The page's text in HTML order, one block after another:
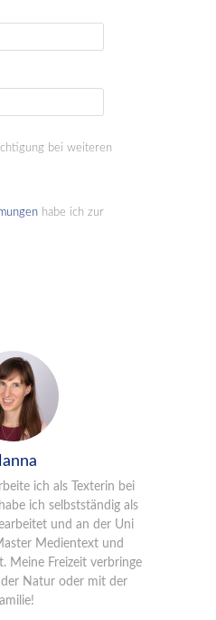
bei weiteren
habe ich zur
ich als Texterin bei
ich selbstständig als
und an der Uni
Medientext und
Meine Freizeit verbringe
Natur oder mit der